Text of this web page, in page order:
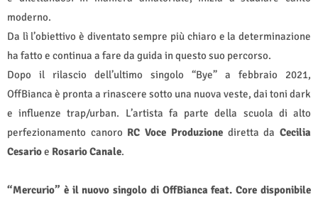
moderno.
Da lì l’obiettivo è diventato sempre più chiaro e la determinazione
ha fatto e continua a fare da guida in questo suo percorso.
Dopo il rilascio dell’ultimo singolo “Bye” a febbraio 2021,
OffBianca è pronta a rinascere sotto una nuova veste, dai toni dark
e influenze trap/urban. L’artista fa parte della scuola di alto
perfezionamento canoro RC Voce Produzionediretta daCecilia
Cesarioe Rosario Canale.
“Mercurio” è il nuovo singolo di OffBianca feat. Core disponibile